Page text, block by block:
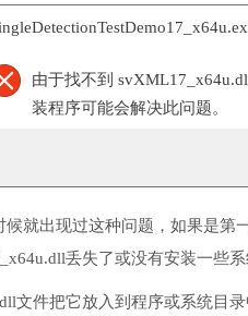
由于找不到
装程序可能会解决此问题。
就出现过这种问题，如果是
丢失了或没有安装一些
文件把它放入到程序或系统目